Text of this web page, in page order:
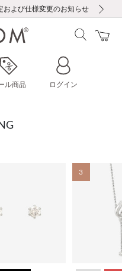
ビスのご案内
集配への影響について
および仕様変更のお知らせ
ついてのご案内
短24時間以内に発送
トプレゼント！
クーポンプレゼント
ポイントプレゼント
ビスのご案内
集配への影響について
ル商品 ログイン
3